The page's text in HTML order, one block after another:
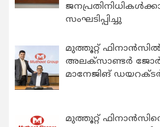
സംഘടിപ്പിച്ചു
മുത്തൂറ്റ് ഫിനാൻസിൽ
അലക്സാണ്ടർ
മാനേജിങ്
മുത്തൂറ്റ്